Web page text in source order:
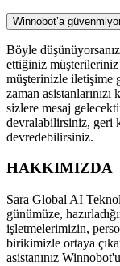
Winnobot’a
Böyle
ettiğiniz
müşterinizle iletişime
zaman
sizlere mesaj
devralabilirsiniz, geri
devredebilirsiniz.
HAKKIMIZDA
Sara Global AI
günümüze,
işletmelerimizin,
birikimizle ortaya
asistanınız